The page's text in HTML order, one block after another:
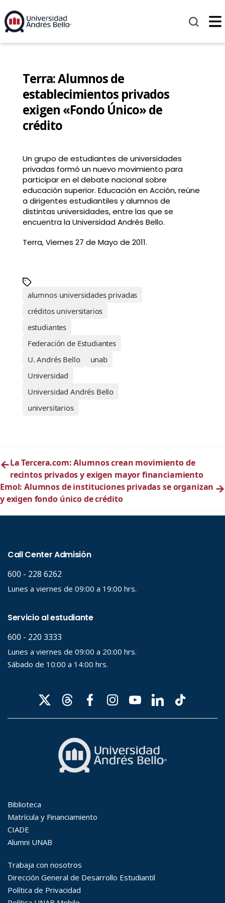
Terra: Alumnos de
establecimientos privados
exigen «Fondo Único» de
crédito
Un grupo de estudiantes de universidades
privadas formó un nuevo movimiento para
participar en el debate nacional sobre
educación superior. Educación en Acción, reúne
a dirigentes estudiantiles y alumnos de
distintas universidades, entre las que se
encuentra la Universidad Andrés Bello.
Terra, Viernes 27 de Mayo de 2011.
alumnos universidades privadas
créditos universitarios
estudiantes
Federación de Estudiantes
U. Andrés Bello
unab
Universidad
Universidad Andrés Bello
universitarios
←La Tercera.com: Alumnos crean movimiento de
recintos privados y exigen mayor financiamiento
Emol: Alumnos de instituciones privadas se organizan
y exigen fondo único de crédito
→